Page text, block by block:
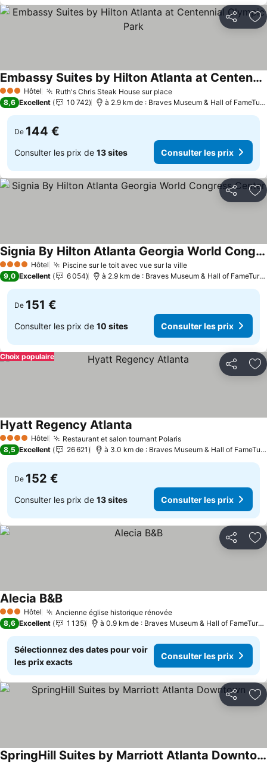
Partager
3 ÉtoilesHôtel Ruth's Chris Steak House sur place
Embassy Suites by Hilton Atlanta at Centennial Olympic Park
8,6 Excellent 10 742 à 2.9 km de : Braves Museum & Hall of FameTurner Field Tours
De 144 €
Consulter les prix de 13 sites Consulter les prix
Partager
4 Étoiles Hôtel Piscine sur le toit avec vue sur la ville
Signia By Hilton Atlanta Georgia World Congress Center
9,0 Excellent 6 054 à 2.9 km de : Braves Museum & Hall of FameTurner Field Tours
De 151 €
Consulter les prix de 10 sites Consulter les prix
Partager
Choix populaire
4 Étoiles Hôtel Restaurant et salon tournant Polaris
Hyatt Regency Atlanta
8,5 Excellent 26 621 à 3.0 km de : Braves Museum & Hall of FameTurner Field Tours
De 152 €
Consulter les prix de 13 sites Consulter les prix
Partager
3 ÉtoilesHôtel Ancienne église historique rénovée
Alecia B&B
8,6 Excellent 1 135 à 0.9 km de : Braves Museum & Hall of FameTurner Field Tours
Sélectionnez des dates pour voir
les prix exacts
Consulter les prix
Partager
SpringHill Suites by Marriott Atlanta Downtown